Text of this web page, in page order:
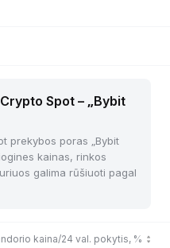
Spot – „Bybit
prekybos poras „Bybit
kainas, rinkos
galima rūšiuoti pagal
kaina/24 val. pokytis, %